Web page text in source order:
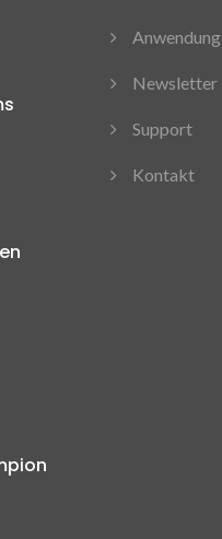
Anwendung
Newsletter
Support
Kontakt